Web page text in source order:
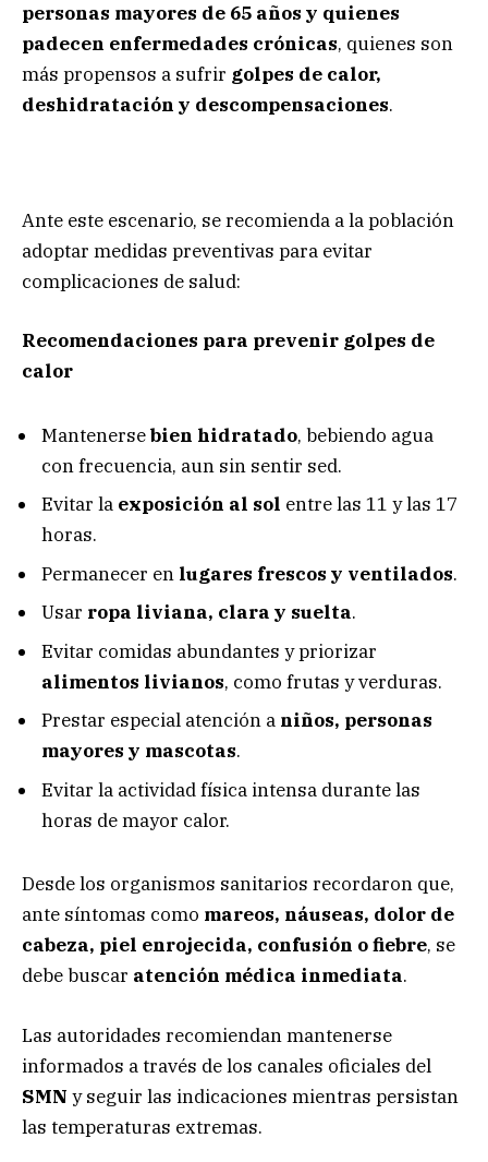
personas mayores de 65 años y quienes
padecen enfermedades crónicas, quienes son
más propensos a sufrir golpes de calor,
deshidratación y descompensaciones.
Ante este escenario, se recomienda a la población
adoptar medidas preventivas para evitar
complicaciones de salud:
Recomendaciones para prevenir golpes de
calor
Mantenersebien hidratado, bebiendo agua
con frecuencia, aun sin sentir sed.
Evitar la exposición al sol entre las 11 y las 17
horas.
Permanecer en lugares frescos y ventilados.
Usar ropa liviana, clara y suelta.
Evitar comidas abundantes y priorizar
alimentos livianos, como frutas y verduras.
Prestar especial atención a niños, personas
mayores y mascotas.
Evitar la actividad física intensa durante las
horas de mayor calor.
Desde los organismos sanitarios recordaron que,
ante síntomas como mareos, náuseas, dolor de
cabeza, piel enrojecida, confusión o fiebre, se
debe buscar atención médica inmediata.
Las autoridades recomiendan mantenerse
informados a través de los canales oficiales del
SMN y seguir las indicaciones mientras persistan
las temperaturas extremas.